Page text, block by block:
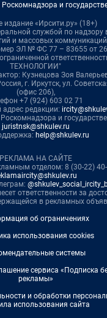
и
издание «Ирсити.ру» (18+)
службой по надзору
и массовых
ЭЛ № ФС 77 – 83655 от
ТЕХНОЛОГИИ"
Кузнецова Зоя
г. Иркутск, ул.
(офис 206),
+7 (924) 603 02 71
редакции:
и
juristnsk@shkulev.ru
help@shkulev.ru
РЕКЛАМА НА САЙТЕ
отделом: 8 (30-22)
ответственности за
в рекламных
об ограничениях
использования cookies
системы
сервиса «Подписка
рекламы»
и обработки
использования сайта